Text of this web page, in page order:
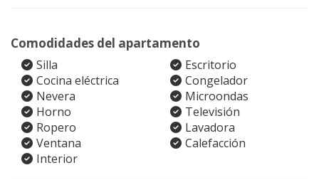
Comodidades del apartamento
Silla
Escritorio
Cocina eléctrica
Congelador
Nevera
Microondas
Horno
Televisión
Ropero
Lavadora
Ventana
Calefacción
Interior